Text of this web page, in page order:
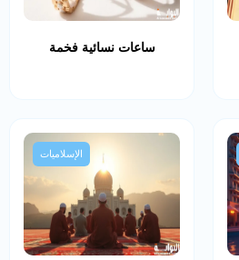
ساعات نسائية فخمة
الإسلاميات